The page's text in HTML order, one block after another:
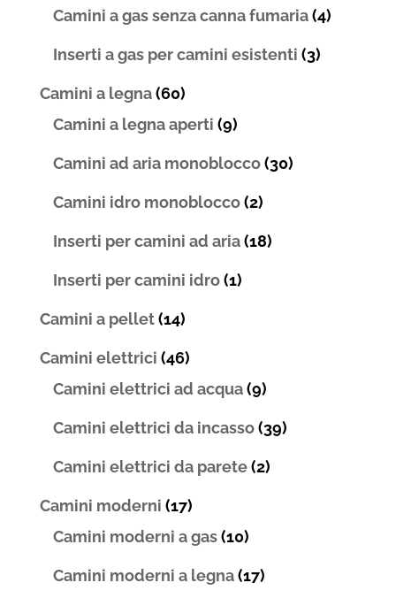
Camini a gas senza canna fumaria (4)
Inserti a gas per camini esistenti (3)
Camini a legna (60)
Camini a legna aperti (9)
Camini ad aria monoblocco (30)
Camini idro monoblocco (2)
Inserti per camini ad aria (18)
Inserti per camini idro (1)
Camini a pellet (14)
Camini elettrici (46)
Camini elettrici ad acqua (9)
Camini elettrici da incasso (39)
Camini elettrici da parete (2)
Camini moderni (17)
Camini moderni a gas (10)
Camini moderni a legna (17)